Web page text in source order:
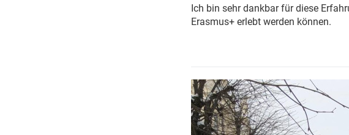
Ich bin sehr dankbar für diese
Erasmus+ erlebt werden können.